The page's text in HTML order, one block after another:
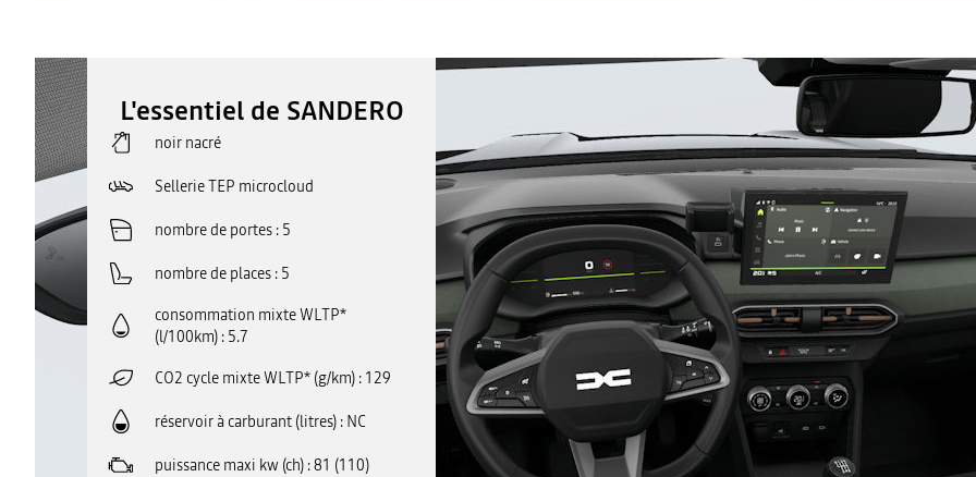
L'essentiel de SANDERO
noir nacré
Sellerie TEP microcloud
nombre de portes 5
nombre de places 5
consommation mixte WLTP*
(l/100km) 5.7
CO2 cycle mixte WLTP* (g/km) 129
réservoir à carburant (litres) NC
puissance maxi kw (ch) 81 (110)